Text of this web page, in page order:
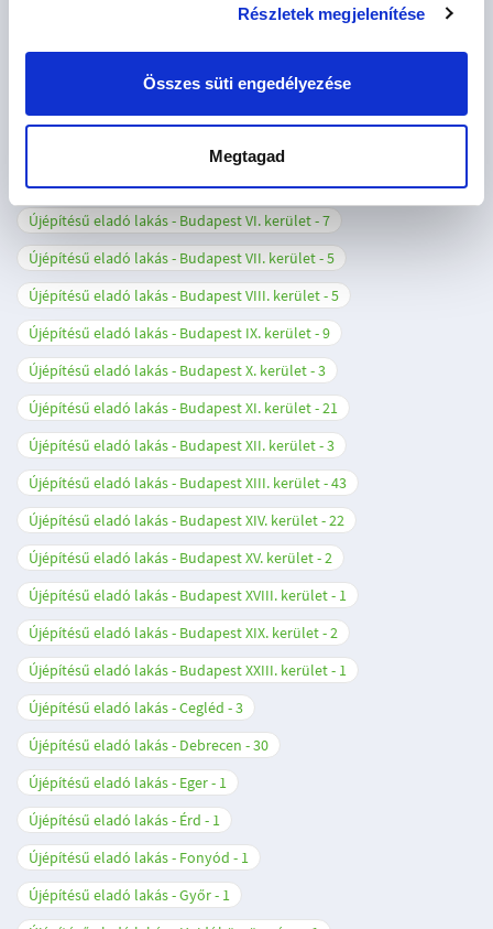
Részletek megjelenítése
Összes süti engedélyezése
Megtagad
Újépítésű eladó lakás - Budapest I. kerület
Újépítésű eladó lakás - Budapest III. kerület
Újépítésű eladó lakás - Budapest IV. kerület 1
Újépítésű eladó lakás - Budapest VI. kerület 7
Újépítésű eladó lakás - Budapest VII. kerület 5
Újépítésű eladó lakás - Budapest VIII. kerület 5
Újépítésű eladó lakás - Budapest IX. kerület 9
Újépítésű eladó lakás - Budapest X. kerület 3
Újépítésű eladó lakás - Budapest XI. kerület 21
Újépítésű eladó lakás - Budapest XII. kerület 3
Újépítésű eladó lakás - Budapest XIII. kerület 43
Újépítésű eladó lakás - Budapest XIV. kerület 22
Újépítésű eladó lakás - Budapest XV. kerület 2
Újépítésű eladó lakás - Budapest XVIII. kerület
1
Újépítésű eladó lakás - Budapest XIX. kerület 2
Újépítésű eladó lakás - Budapest XXIII. kerület
1
Újépítésű eladó lakás - Cegléd
3
Újépítésű eladó lakás - Debrecen
30
Újépítésű eladó lakás - Eger
1
Újépítésű eladó lakás - Érd
1
Újépítésű eladó lakás - Fonyód
1
Újépítésű eladó lakás - Győr
1